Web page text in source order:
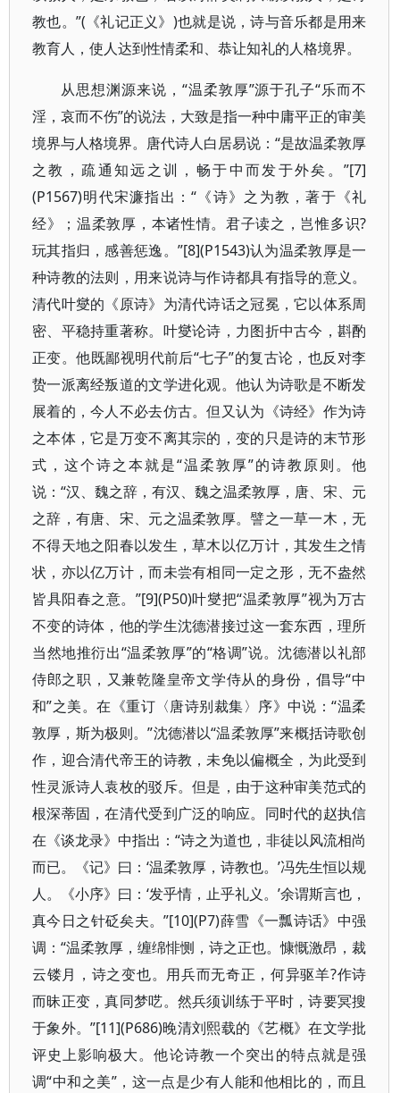
教也。”(《礼记正义》)也就是说，诗与音乐都是用来
教育人，使人达到性情柔和、恭让知礼的人格境界。
从思想渊源来说，“温柔敦厚”源于孔子“乐而不
淫，哀而不伤”的说法，大致是指一种中庸平正的审美
境界与人格境界。唐代诗人白居易说：“是故温柔敦厚
之教，疏通知远之训，畅于中而发于外矣。”[7]
(P1567)明代宋濂指出：“《诗》之为教，著于《礼
经》；温柔敦厚，本诸性情。君子读之，岂惟多识?
玩其指归，感善惩逸。”[8](P1543)认为温柔敦厚是一
种诗教的法则，用来说诗与作诗都具有指导的意义。
清代叶燮的《原诗》为清代诗话之冠冕，它以体系周
密、平稳持重著称。叶燮论诗，力图折中古今，斟酌
正变。他既鄙视明代前后“七子”的复古论，也反对李
贽一派离经叛道的文学进化观。他认为诗歌是不断发
展着的，今人不必去仿古。但又认为《诗经》作为诗
之本体，它是万变不离其宗的，变的只是诗的末节形
式，这个诗之本就是“温柔敦厚”的诗教原则。他
说：“汉、魏之辞，有汉、魏之温柔敦厚，唐、宋、元
之辞，有唐、宋、元之温柔敦厚。譬之一草一木，无
不得天地之阳春以发生，草木以亿万计，其发生之情
状，亦以亿万计，而未尝有相同一定之形，无不盎然
皆具阳春之意。”[9](P50)叶燮把“温柔敦厚”视为万古
不变的诗体，他的学生沈德潜接过这一套东西，理所
当然地推衍出“温柔敦厚”的“格调”说。沈德潜以礼部
侍郎之职，又兼乾隆皇帝文学侍从的身份，倡导“中
和”之美。在《重订〈唐诗别裁集〉序》中说：“温柔
敦厚，斯为极则。”沈德潜以“温柔敦厚”来概括诗歌创
作，迎合清代帝王的诗教，未免以偏概全，为此受到
性灵派诗人袁枚的驳斥。但是，由于这种审美范式的
根深蒂固，在清代受到广泛的响应。同时代的赵执信
在《谈龙录》中指出：“诗之为道也，非徒以风流相尚
而已。《记》曰：‘温柔敦厚，诗教也。’冯先生恒以规
人。《小序》曰：‘发乎情，止乎礼义。’余谓斯言也，
真今日之针砭矣夫。”[10](P7)薛雪《一瓢诗话》中强
调：“温柔敦厚，缠绵悱恻，诗之正也。慷慨激昂，裁
云镂月，诗之变也。用兵而无奇正，何异驱羊?作诗
而昧正变，真同梦呓。然兵须训练于平时，诗要冥搜
于象外。”[11](P686)晚清刘熙载的《艺概》在文学批
评史上影响极大。他论诗教一个突出的特点就是强
调“中和之美”，这一点是少有人能和他相比的，而且